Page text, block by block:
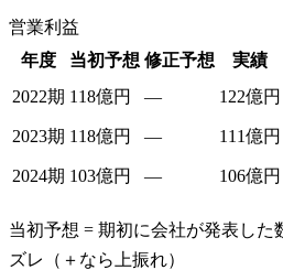
営業利益
年度
当初予想 修正予想 実績
2022期 118億円 — 122億円
2023期 118億円 — 111億円
2024期 103億円 — 106億円
当初予想 = 期初に会社が発表した
ズレ（＋なら上振れ）